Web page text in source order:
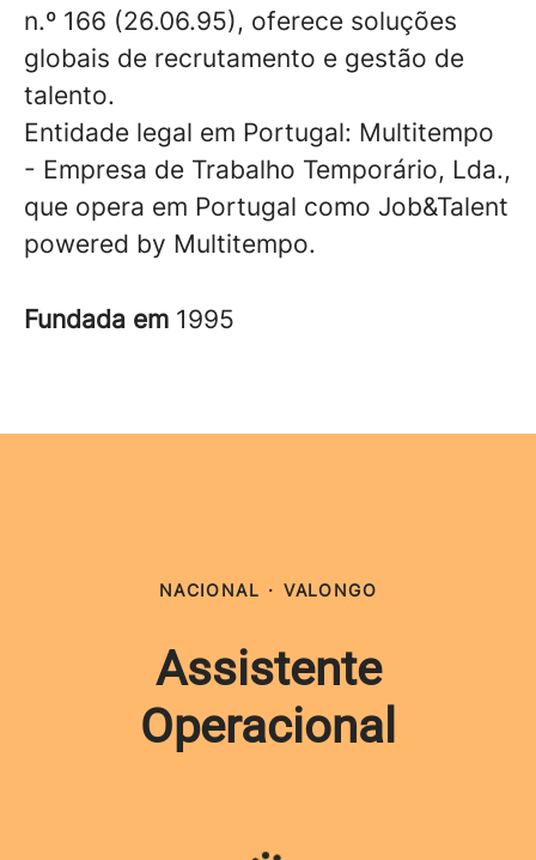
n.º 166 (26.06.95), oferece soluções
globais de recrutamento e gestão de
talento.
Entidade legal em Portugal: Multitempo
- Empresa de Trabalho Temporário, Lda.,
que opera em Portugal como Job&Talent
powered by Multitempo.
Fundada em 1995
NACIONAL · VALONGO
Assistente
Operacional